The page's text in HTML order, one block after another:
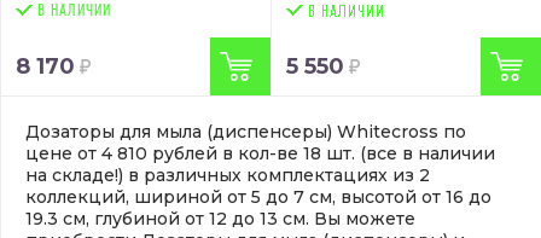
В НАЛИЧИИ
8 170 5 550
Дозаторы для мыла (диспенсеры) Whitecross по
цене от 4 810 рублей в кол-ве 18 шт. (все в наличии
на складе!) в различных комплектациях из 2
коллекций, шириной от 5 до 7 см, высотой от 16 до
19.3 см, глубиной от 12 до 13 см. Вы можете